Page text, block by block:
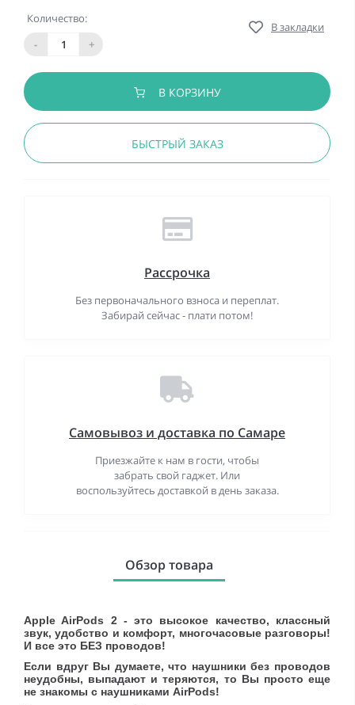
Количество:
-
+
В закладки
В КОРЗИНУ
БЫСТРЫЙ ЗАКАЗ
Рассрочка
Без первоначального взноса и переплат.
Забирай сейчас - плати потом!
Самовывоз и доставка по Самаре
Приезжайте к нам в гости, чтобы
забрать свой гаджет. Или
воспользуйтесь доставкой в день заказа.
Обзор товара
Apple AirPods 2 - это высокое качество, классный
звук, удобство и комфорт, многочасовые разговоры!
И все это БЕЗ проводов!
Если вдруг Вы думаете, что наушники без проводов
неудобны, выпадают и теряются, то Вы просто еще
не знакомы с наушниками AirPods!